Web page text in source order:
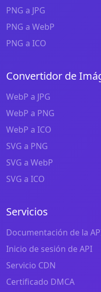
PNG a JPG
PNG a WebP
PNG a ICO
Convertidor de
WebP a JPG
WebP a PNG
WebP a ICO
SVG a PNG
SVG a WebP
SVG a ICO
Servicios
Documentación de la
Inicio de sesión de API
Servicio CDN
Certificado DMCA